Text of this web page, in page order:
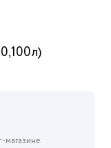
магазине.